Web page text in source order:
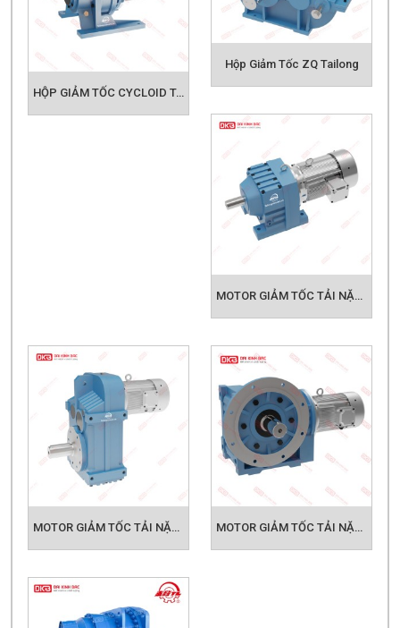
(Sf), tăng tuổi thọ và giảm chi phí dừng máy.
Kho hàng sẵn tại Việt Nam, thời gian giao nhanh, hỗ trợ
toàn quốc cho khách hàng
điện – cảng logistics – vật liệu xây dựng
HỘP GIẢM TỐC CYCLOID TAILONG DÒNG B-BWD
Hộp Giảm Tốc ZQ Tailong
MOTOR GIẢM TỐC TẢI NẶNG TAILONG R SERIES
MOTOR GIẢM TỐC TẢI NẶNG TAILONG P SERIES MOTOR GIẢM TỐC TẢI NẶNG TAILONG KF SERIES